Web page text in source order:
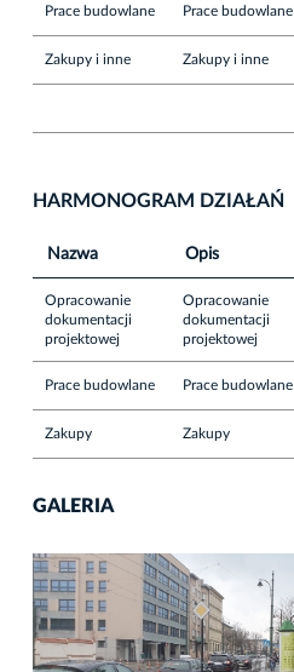
Prace budowlane Prace budowlane
Zakupy i inne Zakupy i inne
HARMONOGRAM DZIAŁAŃ
Nazwa Opis
Opracowanie
dokumentacji
projektowej
Opracowanie
dokumentacji
projektowej
Prace budowlane Prace budowlane
Zakupy Zakupy
GALERIA